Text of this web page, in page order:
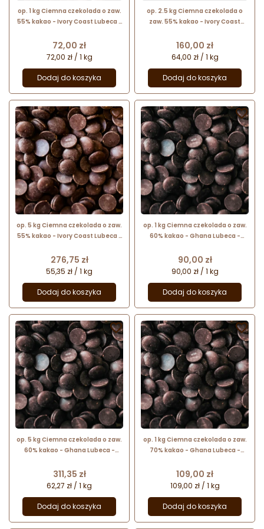
op. 1 kg Ciemna czekolada o zaw.
55% kakao - Ivory Coast Lubeca -
kaletkach - nr. kat. 721
Cena
72,00 zł
72,00 zł / 1 kg
Dodaj do koszyka
op. 2.5 kg Ciemna czekolada o
zaw. 55% kakao - Ivory Coast
w bloku - nr. kat. 721 015
Cena
160,00 zł
64,00 zł / 1 kg
Dodaj do koszyka
op. 5 kg Ciemna czekolada o zaw.
55% kakao - Ivory Coast Lubeca -
kaletkach - nr. kat. 721
Cena
276,75 zł
55,35 zł / 1 kg
Dodaj do koszyka

op. 1 kg Ciemna czekolada o zaw.
60% kakao - Ghana Lubeca -
kaletkach - nr. kat. 727
Cena
90,00 zł
90,00 zł / 1 kg
Dodaj do koszyka

op. 5 kg Ciemna czekolada o zaw.
60% kakao - Ghana Lubeca -
kaletkach - nr. kat. 727
Cena
311,35 zł
62,27 zł / 1 kg
Dodaj do koszyka

op. 1 kg Ciemna czekolada o zaw.
70% kakao - Ghana Lubeca -
kaletkach - nr. kat. 742
Cena
109,00 zł
109,00 zł / 1 kg
Dodaj do koszyka
